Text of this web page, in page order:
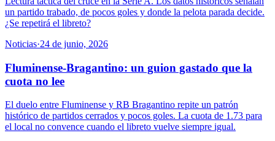
un partido trabado, de pocos goles y donde la pelota parada decide.
¿Se repetirá el libreto?
Noticias·24 de junio, 2026
Fluminense-Bragantino: un guion gastado que la
cuota no lee
El duelo entre Fluminense y RB Bragantino repite un patrón
histórico de partidos cerrados y pocos goles. La cuota de 1.73 para
el local no convence cuando el libreto vuelve siempre igual.